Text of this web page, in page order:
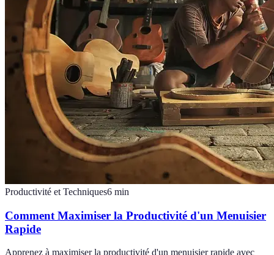
Productivité et Techniques6 min
Comment Maximiser la Productivité d'un Menuisier
Rapide
Apprenez à maximiser la productivité d'un menuisier rapide avec